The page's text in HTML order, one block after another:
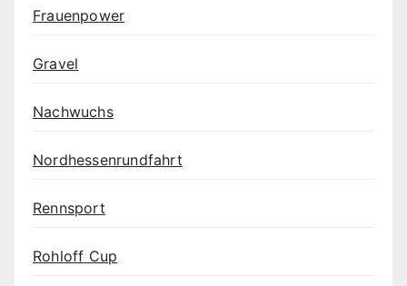
Frauenpower
Gravel
Nachwuchs
Nordhessenrundfahrt
Rennsport
Rohloff Cup